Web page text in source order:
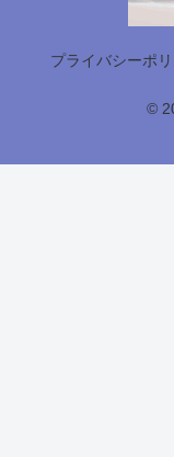
プライバシーポ
©